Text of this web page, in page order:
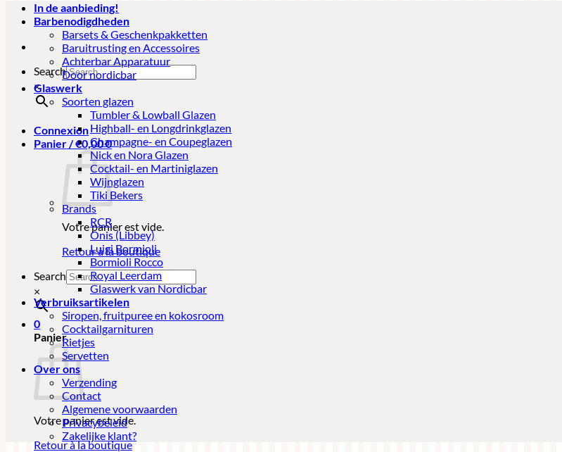
Search
×
Connexion
Panier /€0,000
Votre panier est vide.
Retour à la boutique
Search
×
0
Panier
Votre panier est vide.
Retour à la boutique
In de aanbieding!
Barbenodigdheden
Barsets & Geschenkpakketten
Baruitrusting en Accessoires
Achterbar Apparatuur
Door nordicbar
Glaswerk
Soorten glazen
Tumbler & Lowball Glazen
Highball- en Longdrinkglazen
Champagne- en Coupeglazen
Nick en Nora Glazen
Cocktail- en Martiniglazen
Wijnglazen
Tiki Bekers
Brands
RCR
Onis (Libbey)
Luigi Bormioli
Bormioli Rocco
Royal Leerdam
Glaswerk van Nordicbar
Verbruiksartikelen
Siropen, fruitpuree en kokosroom
Cocktailgarnituren
Rietjes
Servetten
Over ons
Verzending
Contact
Algemene voorwaarden
Privacybeleid
Zakelijke klant?